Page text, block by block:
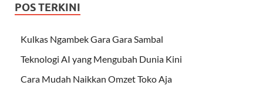
POS TERKINI
Kulkas Ngambek Gara Gara Sambal
Teknologi AI yang Mengubah Dunia Kini
Cara Mudah Naikkan Omzet Toko Aja